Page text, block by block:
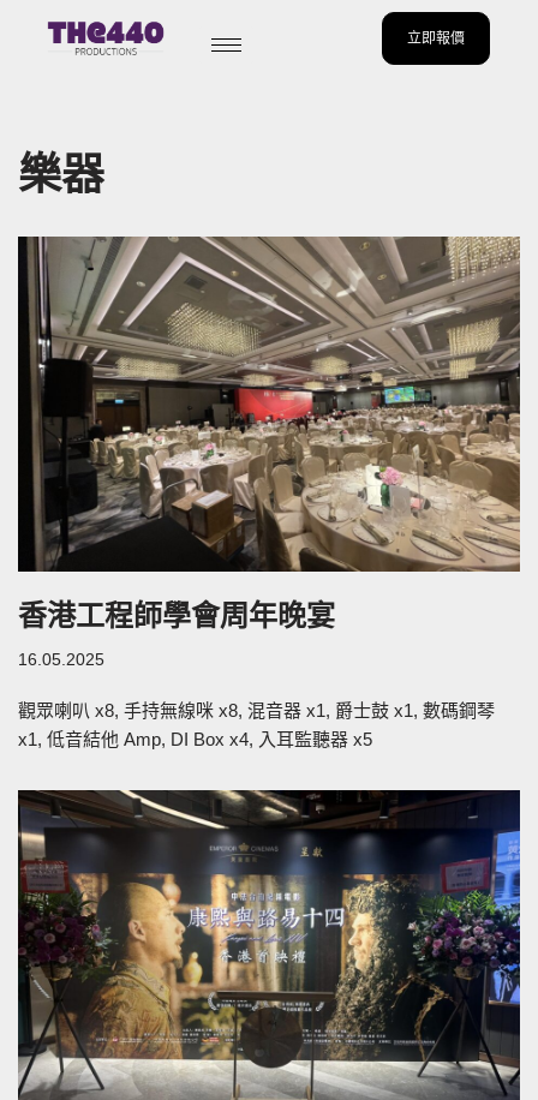
立即報價
樂器
香港工程師學會周年晚宴
16.05.2025
觀眾喇叭 x8, 手持無線咪 x8, 混音器 x1, 爵士鼓 x1, 數碼鋼琴
x1, 低音結他 Amp​, DI Box x4, 入耳監聽器 x5